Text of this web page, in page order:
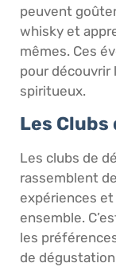
peuvent
whisky et
mêmes. Ces
pour découvrir
spiritueux.
Les
Les clubs de
rassemblent
expériences
ensemble.
les
de